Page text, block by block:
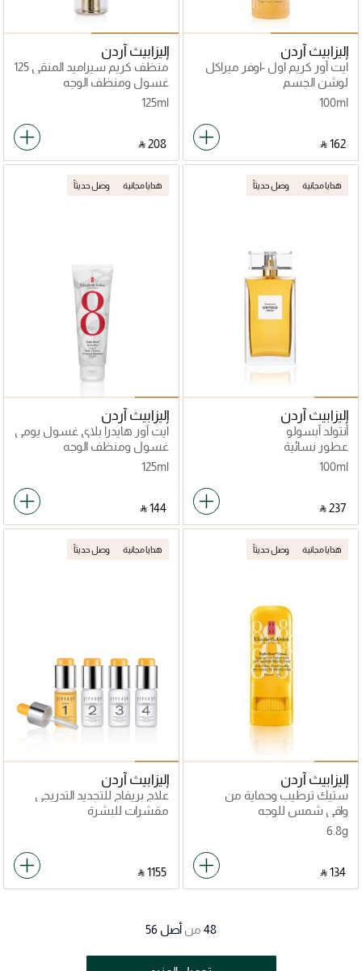
إليزابيث آردن
ايت أور كريم اول -اوفر ميراكل
اويل
لوشن الجسم
100ml
‎ ⃁ ⁦162⁩ ‎
إليزابيث آردن
منظف كريم سيراميد المنقي 125
مل
غسول ومنظف الوجه
125ml
‎ ⃁ ⁦208⁩ ‎
هدايا مجانية وصل حديثاً
إليزابيث آردن
أنتولد أبسولو
عطور نسائية
100ml
‎ ⃁ ⁦237⁩ ‎
هدايا مجانية وصل حديثاً
إليزابيث آردن
ايت آور هايدرا بلاي غسول يومي
2 في 1
غسول ومنظف الوجه
125ml
‎ ⃁ ⁦144⁩ ‎
هدايا مجانية وصل حديثاً
إليزابيث آردن
ستيك ترطيب وحماية من
الشمس SPF 40 من مجموعة
إيت آور
واقي شمس للوجه
6.8g
‎ ⃁ ⁦134⁩ ‎
هدايا مجانية وصل حديثاً
إليزابيث آردن
علاج بريفاج للتجديد التدريجي
مقشرات للبشرة
‎ ⃁ ⁦1155⁩ ‎
48 من أصل